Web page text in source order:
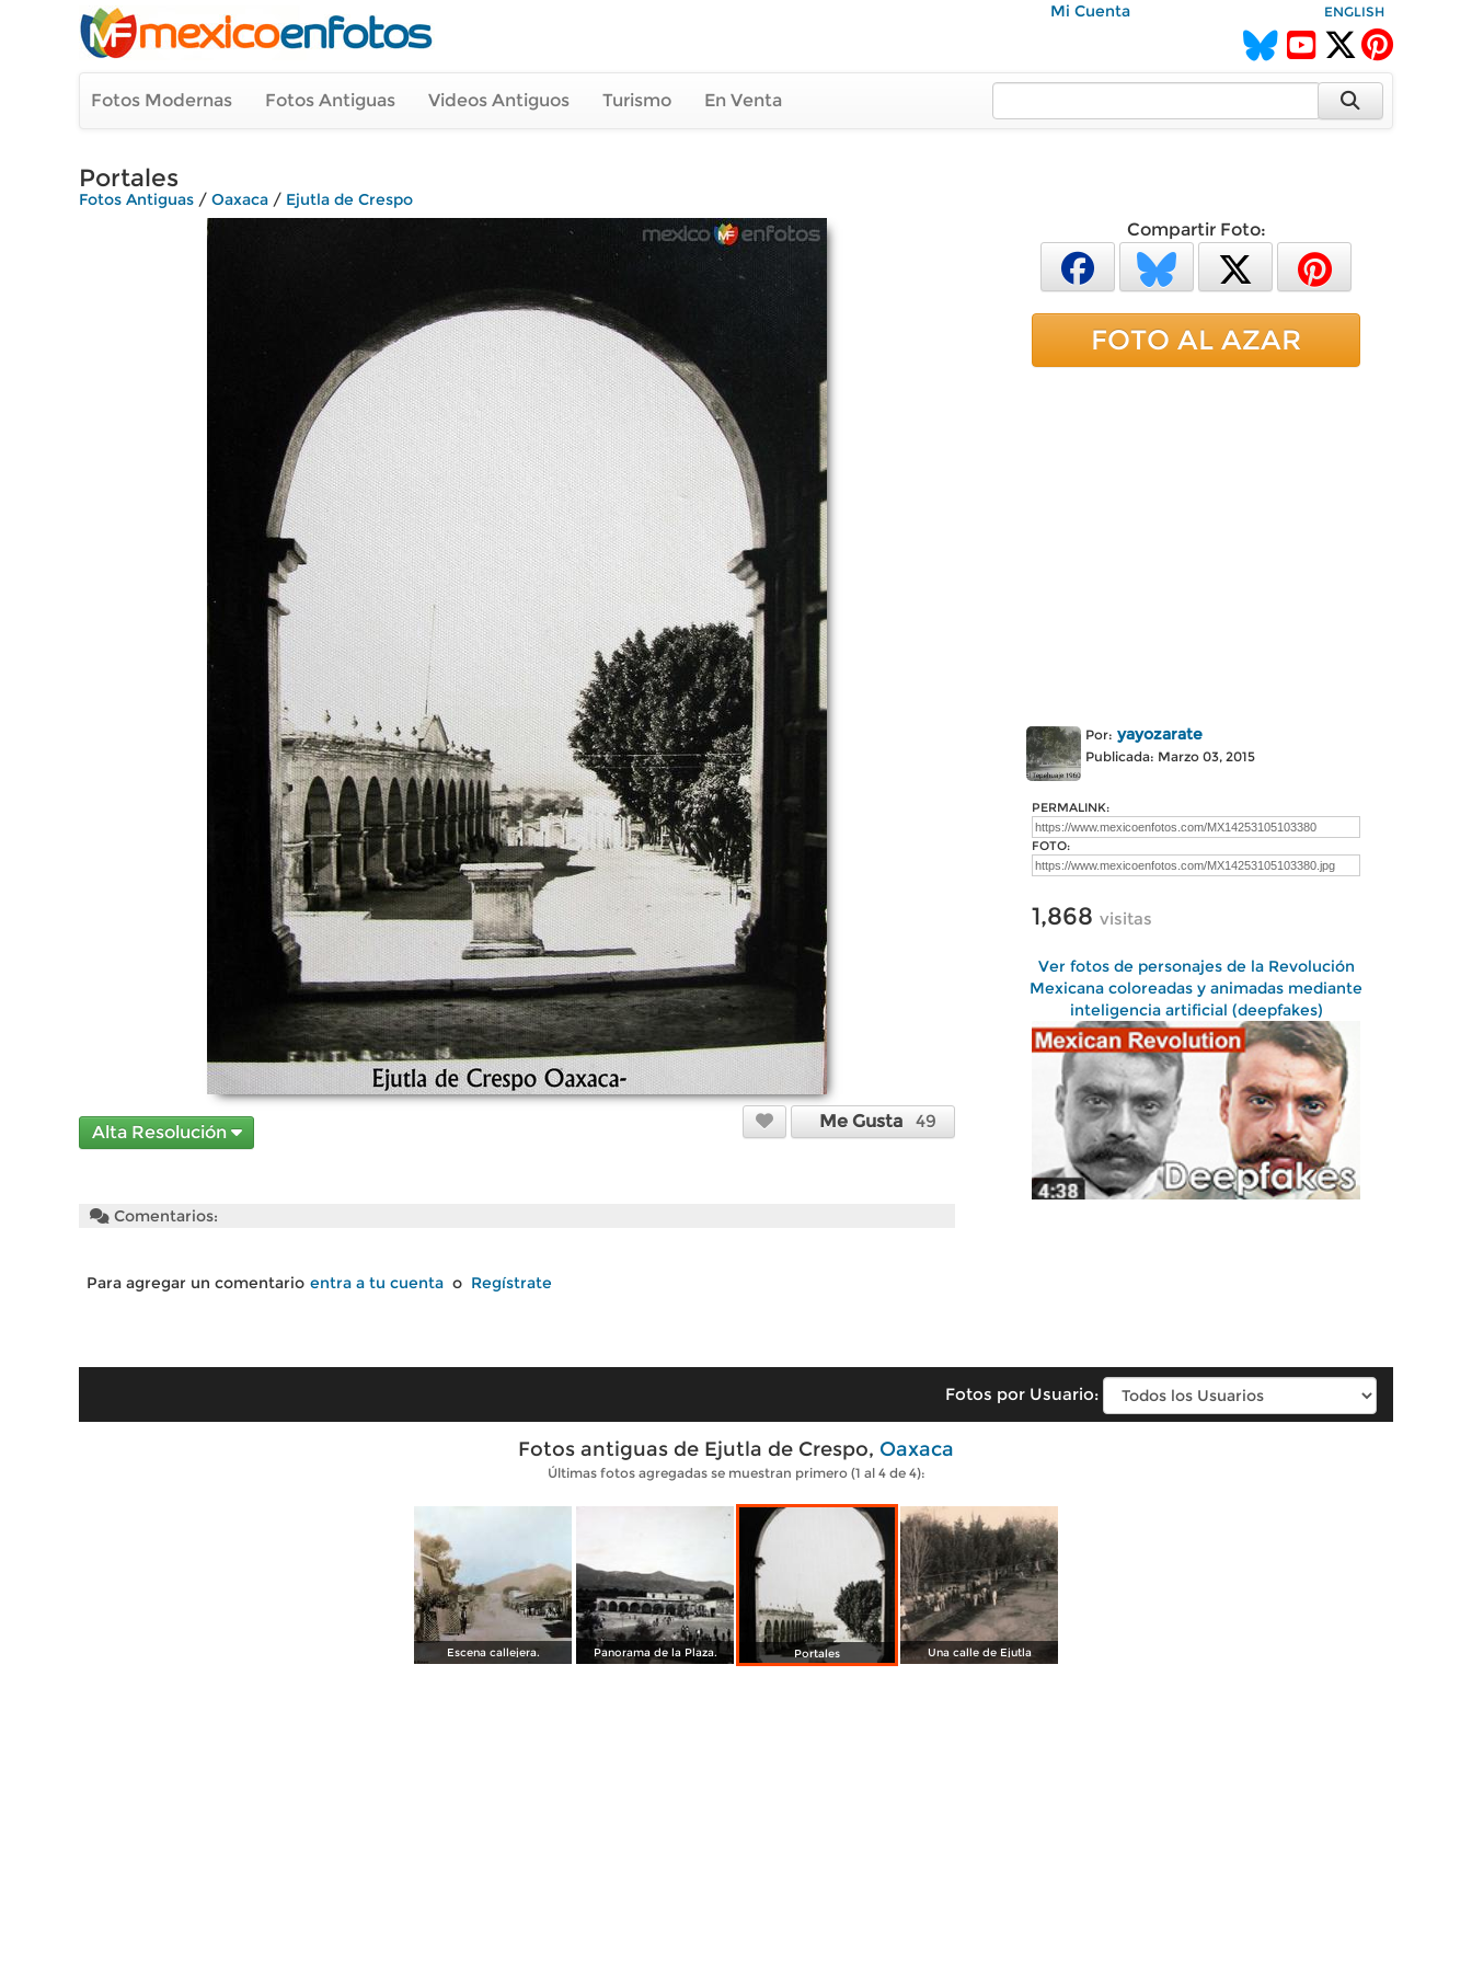
Mi Cuenta ENGLISH
Fotos Modernas Fotos Antiguas Videos Antiguos Turismo En Venta
Portales
Fotos Antiguas / Oaxaca / Ejutla de Crespo
Alta Resolución
Me Gusta 49
Comentarios:
Para agregar un comentario entra a tu cuenta o Regístrate
Compartir Foto:
FOTO AL AZAR
Por: yayozarate
Publicada: Marzo 03, 2015
PERMALINK:
FOTO:
1,868 visitas
Ver fotos de personajes de la Revolución
Mexicana coloreadas y animadas mediante
inteligencia artificial (deepfakes)
Fotos por Usuario:
Fotos antiguas de Ejutla de Crespo, Oaxaca
Últimas fotos agregadas se muestran primero (1 al 4 de 4):
Escena callejera. Panorama de la Plaza. Portales Una calle de Ejutla